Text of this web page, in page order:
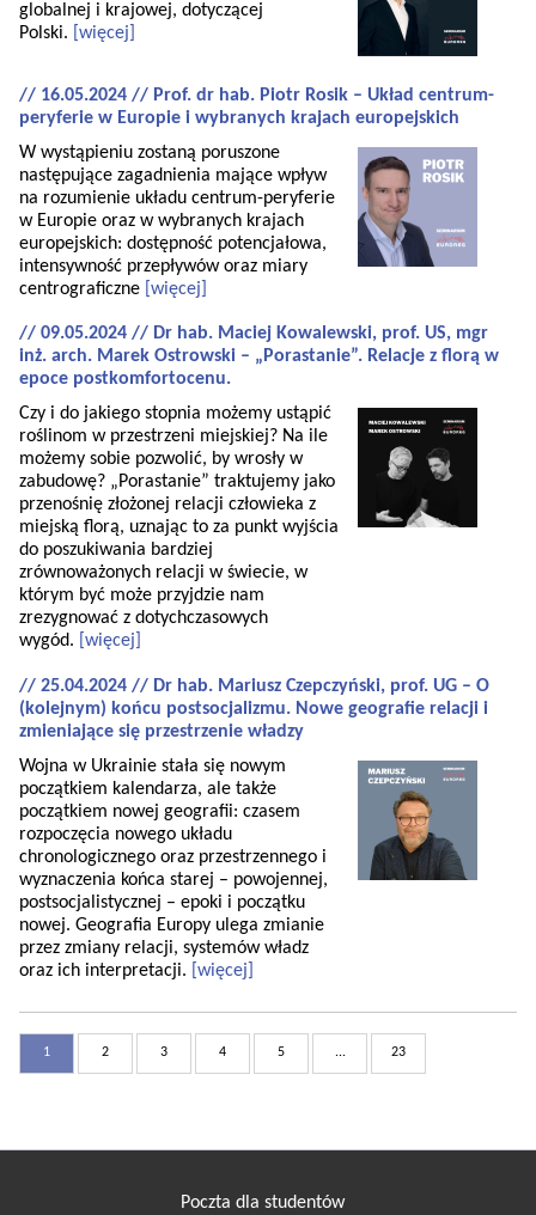
globalnej i krajowej, dotyczącej
Polski.
[więcej]
// 16.05.2024 // Prof. dr hab. Piotr Rosik – Układ centrum-
peryferie w Europie i wybranych krajach europejskich
W wystąpieniu zostaną poruszone
następujące zagadnienia mające wpływ
na rozumienie układu centrum-peryferie
w Europie oraz w wybranych krajach
europejskich: dostępność potencjałowa,
intensywność przepływów oraz miary
centrograficzne [więcej]
// 09.05.2024 // Dr hab. Maciej Kowalewski, prof. US, mgr
inż. arch. Marek Ostrowski – „Porastanie”. Relacje z florą w
epoce postkomfortocenu.
Czy i do jakiego stopnia możemy ustąpić
roślinom w przestrzeni miejskiej? Na ile
możemy sobie pozwolić, by wrosły w
zabudowę? „Porastanie” traktujemy jako
przenośnię złożonej relacji człowieka z
miejską florą, uznając to za punkt wyjścia
do poszukiwania bardziej
zrównoważonych relacji w świecie, w
którym być może przyjdzie nam
zrezygnować z dotychczasowych
wygód.
[więcej]
// 25.04.2024 // Dr hab. Mariusz Czepczyński, prof. UG – O
(kolejnym) końcu postsocjalizmu. Nowe geografie relacji i
zmieniające się przestrzenie władzy
Wojna w Ukrainie stała się nowym
początkiem kalendarza, ale także
początkiem nowej geografii: czasem
rozpoczęcia nowego układu
chronologicznego oraz przestrzennego i
wyznaczenia końca starej – powojennej,
postsocjalistycznej – epoki i początku
nowej. Geografia Europy ulega zmianie
przez zmiany relacji, systemów władz
oraz ich interpretacji.
[więcej]
1 2 3 4 5 ... 23
Poczta dla studentów